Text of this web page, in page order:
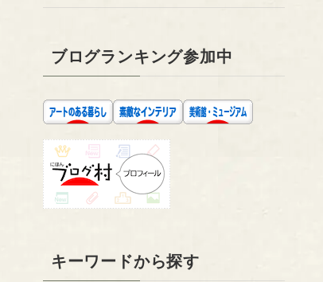
ブログランキング参加中
キーワードから探す